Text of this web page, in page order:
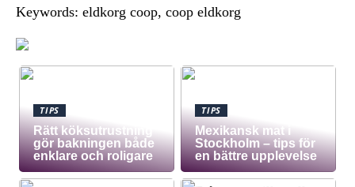
Keywords: eldkorg coop, coop eldkorg
TIPS
Rätt köksutrustning
gör bakningen både
enklare och roligare
TIPS
Mexikansk mat i
Stockholm – tips för
en bättre upplevelse